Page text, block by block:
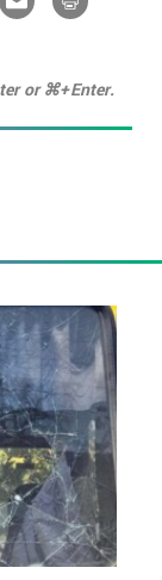
or ⌘+Enter.